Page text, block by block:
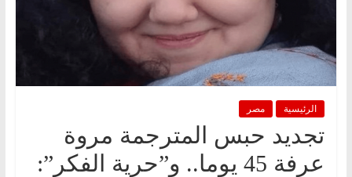
الرئيسية مصر
تجديد حبس المترجمة مروة
عرفة 45 يوما.. و”حرية الفكر”: